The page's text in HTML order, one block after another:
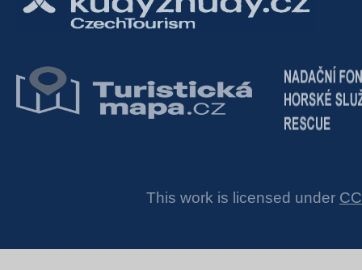
This work is licensed under